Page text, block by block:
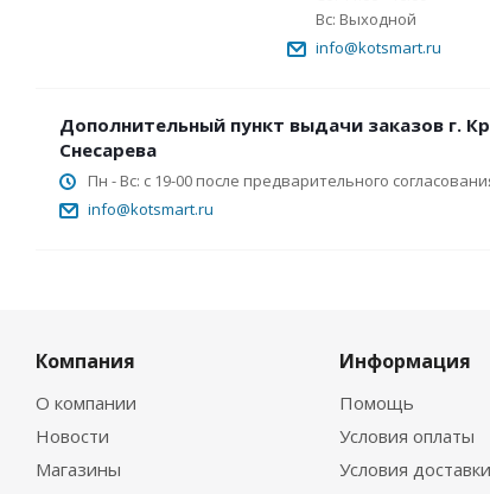
Вс: Выходной
info@kotsmart.ru
Дополнительный пункт выдачи заказов г.
Снесарева
Пн - Вс: с 19-00 после предварительного
info@kotsmart.ru
Компания
О компании
Новости
Магазины
Информация
Помощь
Условия оплаты
Условия доставки